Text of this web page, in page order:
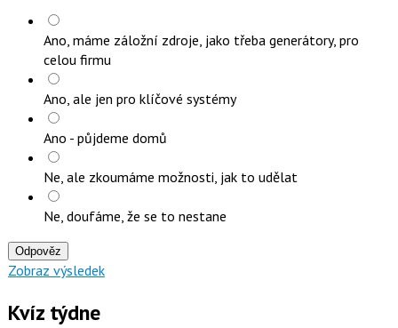
Ano, máme záložní zdroje, jako třeba generátory, pro
celou firmu
Ano, ale jen pro klíčové systémy
Ano - půjdeme domů
Ne, ale zkoumáme možnosti, jak to udělat
Ne, doufáme, že se to nestane
Odpověz
Zobraz výsledek
Kvíz týdne